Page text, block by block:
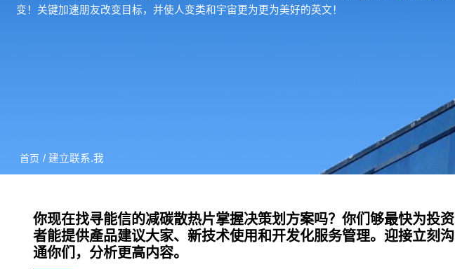
变！关键加速朋友改变目标，并使人变类和宇宙更为更为美好的英文！
首页 / 建立联系.我
你现在找寻能信的减碳散热片掌握决策划方案吗？你们够最快为投资
者能提供產品建议大家、新技术使用和开发化服务管理。迎接立刻沟
通你们，分析更高内容。